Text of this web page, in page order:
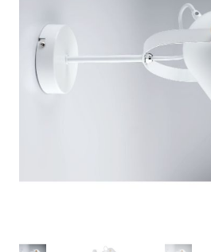
Polityka rabatowa
Regulamin